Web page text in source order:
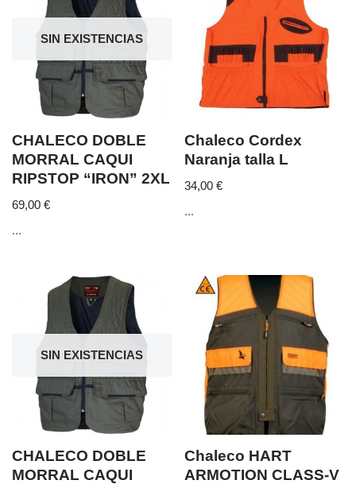
SIN EXISTENCIAS
CHALECO DOBLE
MORRAL CAQUI
RIPSTOP “IRON” 2XL
69,00 €
...
Chaleco Cordex
Naranja talla L
34,00€
...
SIN EXISTENCIAS
CHALECO DOBLE
MORRAL CAQUI
Chaleco HART
ARMOTION CLASS-V